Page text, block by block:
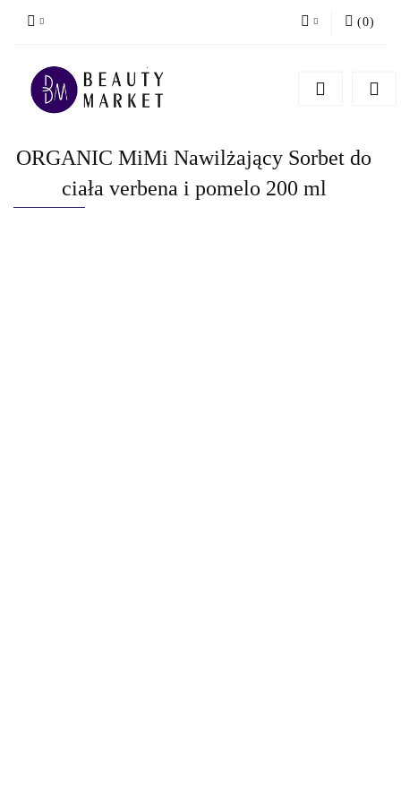
Zarejestruj się
(0)
ORGANIC MiMi Nawilżający Sorbet do
ciała verbena i pomelo 200 ml